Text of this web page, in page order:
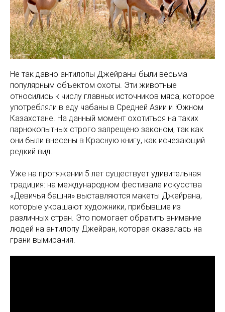
Не так давно антилопы Джейраны были весьма
популярным объектом охоты. Эти животные
относились к числу главных источников мяса, которое
употребляли в еду чабаны в Средней Азии и Южном
Казахстане. На данный момент охотиться на таких
парнокопытных строго запрещено законом, так как
они были внесены в Красную книгу, как исчезающий
редкий вид.
Уже на протяжении 5 лет существует удивительная
традиция: на международном фестивале искусства
«Девичья башня» выставляются макеты Джейрана,
которые украшают художники, прибывшие из
различных стран. Это помогает обратить внимание
людей на антилопу Джейран, которая оказалась на
грани вымирания.